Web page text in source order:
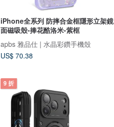
iPhone全系列 防摔合金框隱形立架鏡
面磁吸殼-捧花酷洛米-紫框
apbs 雅品仕 | 水晶彩鑽手機殼
US$ 70.38
9 折